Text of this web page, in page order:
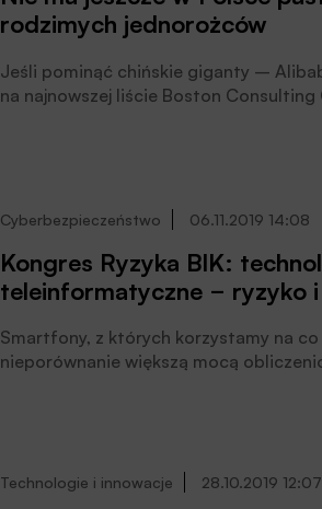
rodzimych jednorożców
Jeśli pominąć chińskie giganty –
na najnowszej liście Boston Consulting
Cyberbezpieczeństwo 06.11.2019 14:08
Kongres Ryzyka BIK:
teleinformatyczne − ryzyko i
Smartfony, z których korzystamy na
nieporównanie większą mocą
rewolucja − w postaci komputerów
Technologie i innowacje 28.10.2019 12:07